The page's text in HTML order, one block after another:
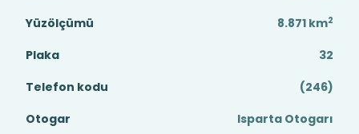
Yüzölçümü
8.871 km2
Plaka
32
Telefon kodu
(246)
Otogar
Isparta Otogarı